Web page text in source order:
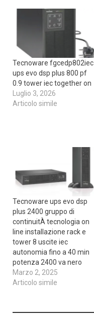
Tecnoware fgcedp802iec
ups evo dsp plus 800 pf
0.9 tower iec together on
Luglio 3, 2026
Articolo simile
Tecnoware ups evo dsp
plus 2400 gruppo di
continuitÀ tecnologia on
line installazione rack e
tower 8 uscite iec
autonomia fino a 40 min
potenza 2400 va nero
Marzo 2, 2025
Articolo simile